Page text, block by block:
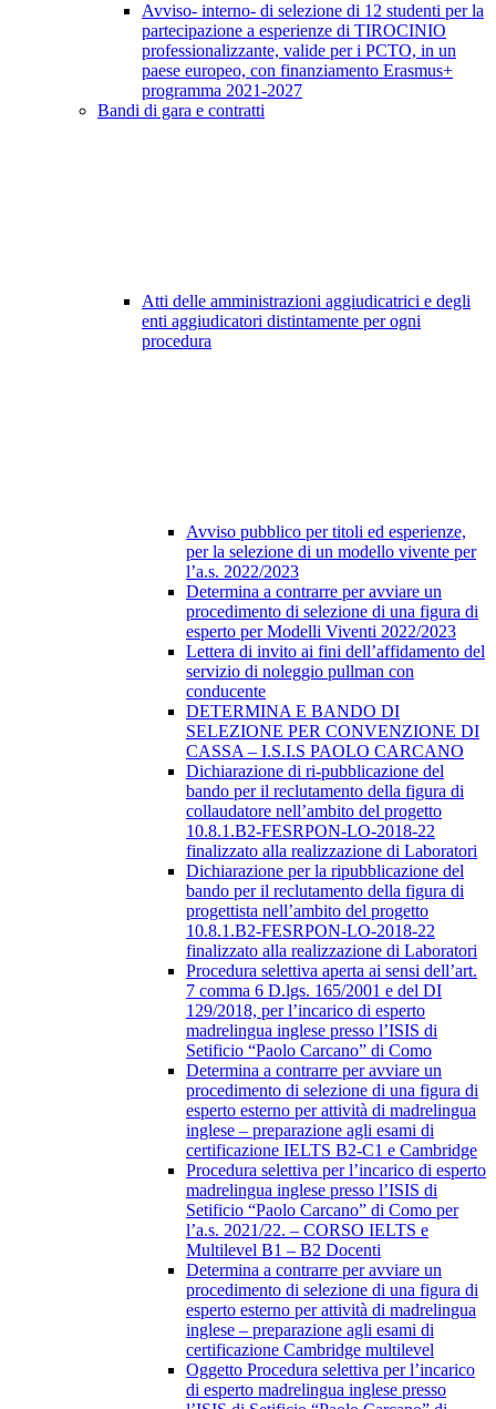
Avviso- interno- di selezione di 12 studenti per la
partecipazione a esperienze di TIROCINIO
professionalizzante, valide per i PCTO, in un
paese europeo, con finanziamento Erasmus+
programma 2021-2027
Bandi di gara e contratti
Atti delle amministrazioni aggiudicatrici e degli
enti aggiudicatori distintamente per ogni
procedura
Avviso pubblico per titoli ed esperienze,
per la selezione di un modello vivente per
l’a.s. 2022/2023
Determina a contrarre per avviare un
procedimento di selezione di una figura di
esperto per Modelli Viventi 2022/2023
Lettera di invito ai fini dell’affidamento del
servizio di noleggio pullman con
conducente
DETERMINA E BANDO DI
SELEZIONE PER CONVENZIONE DI
CASSA – I.S.I.S PAOLO CARCANO
Dichiarazione di ri-pubblicazione del
bando per il reclutamento della figura di
collaudatore nell’ambito del progetto
10.8.1.B2-FESRPON-LO-2018-22
finalizzato alla realizzazione di Laboratori
Dichiarazione per la ripubblicazione del
bando per il reclutamento della figura di
progettista nell’ambito del progetto
10.8.1.B2-FESRPON-LO-2018-22
finalizzato alla realizzazione di Laboratori
Procedura selettiva aperta ai sensi dell’art.
7 comma 6 D.lgs. 165/2001 e del DI
129/2018, per l’incarico di esperto
madrelingua inglese presso l’ISIS di
Setificio “Paolo Carcano” di Como
Determina a contrarre per avviare un
procedimento di selezione di una figura di
esperto esterno per attività di madrelingua
inglese – preparazione agli esami di
certificazione IELTS B2-C1 e Cambridge
Procedura selettiva per l’incarico di esperto
madrelingua inglese presso l’ISIS di
Setificio “Paolo Carcano” di Como per
l’a.s. 2021/22. – CORSO IELTS e
Multilevel B1 – B2 Docenti
Determina a contrarre per avviare un
procedimento di selezione di una figura di
esperto esterno per attività di madrelingua
inglese – preparazione agli esami di
certificazione Cambridge multilevel
Oggetto Procedura selettiva per l’incarico
di esperto madrelingua inglese presso